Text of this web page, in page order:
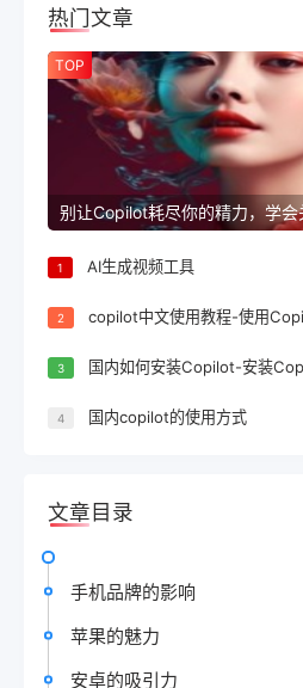
热门文章
TOP
别让Copilot耗尽你的精力，学会
1 AI生成视频工具
2 copilot中文使用教程-使用
3 国内如何安装Copilot-安装
4 国内copilot的使用方式
文章目录
手机品牌的影响
苹果的魅力
安卓的吸引力